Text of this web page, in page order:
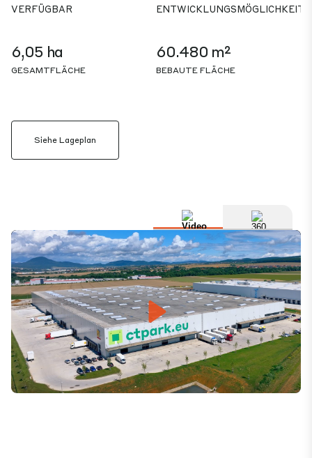
VERFÜGBAR ENTWICKLUNGSMÖGLICHKEIT
6,05 ha
GESAMTFLÄCHE
60.480 m²
BEBAUTE FLÄCHE
Siehe Lageplan
Mute Settings
Play